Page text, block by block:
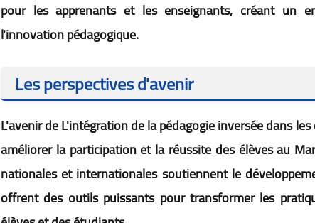
pour les apprenants et les enseignants, créant un
l'innovation pédagogique.
Les perspectives d'avenir
L'avenir de L'intégration de la pédagogie inversée dans
améliorer la participation et la réussite des élèves au
nationales et internationales soutiennent le
offrent des outils puissants pour transformer les